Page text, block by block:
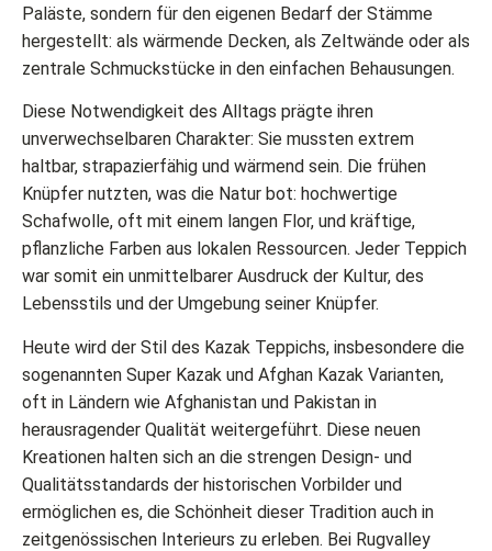
Paläste, sondern für den eigenen Bedarf der Stämme
hergestellt: als wärmende Decken, als Zeltwände oder als
zentrale Schmuckstücke in den einfachen Behausungen.
Diese Notwendigkeit des Alltags prägte ihren
unverwechselbaren Charakter: Sie mussten extrem
haltbar, strapazierfähig und wärmend sein. Die frühen
Knüpfer nutzten, was die Natur bot: hochwertige
Schafwolle, oft mit einem langen Flor, und kräftige,
pflanzliche Farben aus lokalen Ressourcen. Jeder Teppich
war somit ein unmittelbarer Ausdruck der Kultur, des
Lebensstils und der Umgebung seiner Knüpfer.
Heute wird der Stil des Kazak Teppichs, insbesondere die
sogenannten Super Kazak und Afghan Kazak Varianten,
oft in Ländern wie Afghanistan und Pakistan in
herausragender Qualität weitergeführt. Diese neuen
Kreationen halten sich an die strengen Design- und
Qualitätsstandards der historischen Vorbilder und
ermöglichen es, die Schönheit dieser Tradition auch in
zeitgenössischen Interieurs zu erleben. Bei Rugvalley